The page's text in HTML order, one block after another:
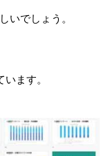
いでしょう。
ます。